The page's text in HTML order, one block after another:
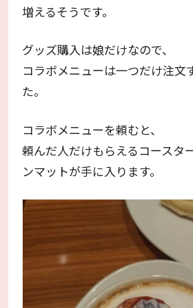
増えるそうです。
グッズ購入は娘だけなので、
コラボメニューは一つだけ注文
た。
コラボメニューを頼むと、
頼んだ人だけもらえるコースタ
ンマットが手に入ります。